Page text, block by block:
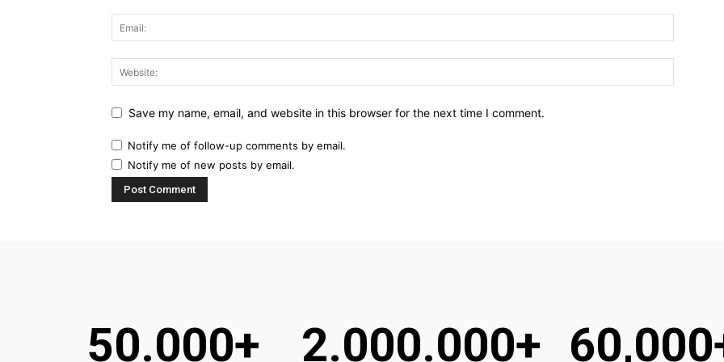
Save my name, email, and website in this browser for the next time I comment.
Notify me of follow-up comments by email.
Notify me of new posts by email.
50.000+ 2.000.000+